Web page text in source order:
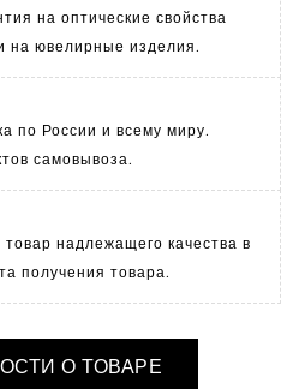
на оптические свойства
на ювелирные изделия.
по России и всему миру.
самовывоза.
надлежащего качества в
получения товара.
О ТОВАРЕ